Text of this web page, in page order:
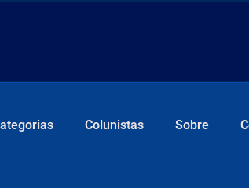
Colunistas Sobre